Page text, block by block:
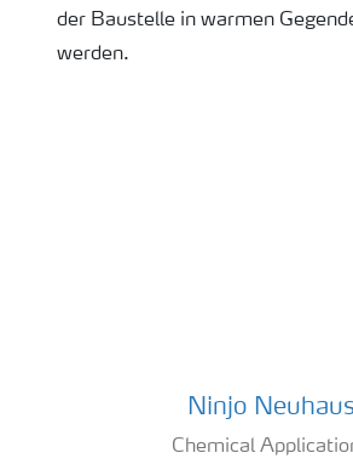
der Baustelle in warmen
werden.
Ninjo Neuhaus
Chemical